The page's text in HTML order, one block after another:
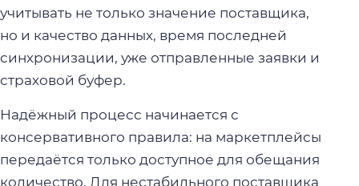
учитывать не только значение поставщика,
но и качество данных, время последней
синхронизации, уже отправленные заявки и
страховой буфер.
Надёжный процесс начинается с
консервативного правила: на маркетплейсы
передаётся только доступное для обещания
количество. Для нестабильного поставщика